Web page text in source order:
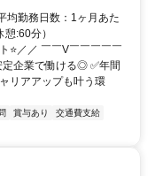
均勤務日数：1ヶ月あた
:60分）
⭐／／ ￣￣V￣￣￣￣￣
定企業で働ける◎ ✅年間
リアアップも叶う環
賞与あり
交通費支給